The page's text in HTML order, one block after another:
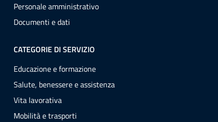
Personale amministrativo
Documenti e dati
CATEGORIE DI SERVIZIO
Educazione e formazione
Salute, benessere e assistenza
Vita lavorativa
Mobilità e trasporti